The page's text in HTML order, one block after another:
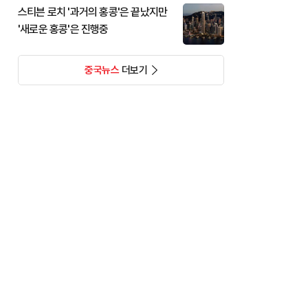
스티븐 로치 '과거의 홍콩'은 끝났지만
'새로운 홍콩'은 진행중
중국뉴스더보기